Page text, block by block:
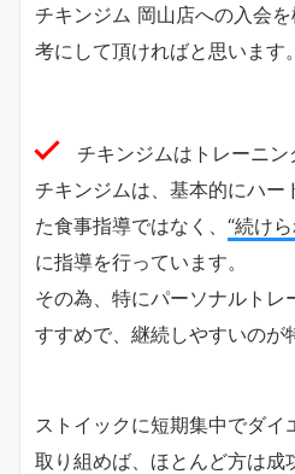
チキンジム 岡山店への入会
考にして頂ければと思います。
チキンジムはトレーニン
チキンジムは、基本的にハー
た食事指導ではなく、 “続け
に指導を行っています。
その為、特にパーソナルトレ
すすめで、継続しやすいのが
ストイックに短期集中でダイ
取り組めば、ほとんど方は成